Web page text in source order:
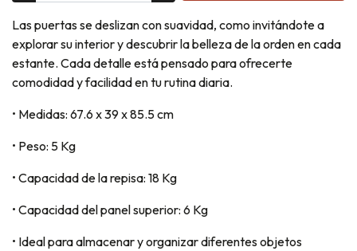
Las puertas se deslizan con suavidad, como invitándote a
explorar su interior y descubrir la belleza de la orden en cada
estante. Cada detalle está pensado para ofrecerte
comodidad y facilidad en tu rutina diaria.
• Medidas: 67.6 x 39 x 85.5 cm
• Peso: 5 Kg
• Capacidad de la repisa: 18 Kg
• Capacidad del panel superior: 6 Kg
• Ideal para almacenar y organizar diferentes objetos